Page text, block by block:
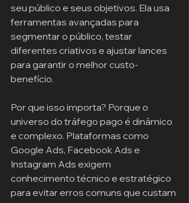
seu público e seus objetivos. Ela usa
ferramentas avançadas para
segmentar o público, testar
diferentes criativos e ajustar lances
para garantir o melhor custo-
benefício.
Por que isso importa? Porque o
universo do tráfego pago é dinâmico
e complexo. Plataformas como
Google Ads, Facebook Ads e
Instagram Ads exigem
conhecimento técnico e estratégico
para evitar erros comuns que custam